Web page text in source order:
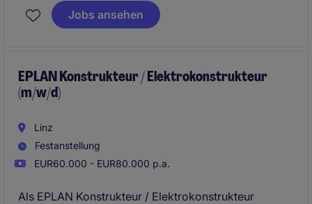
Kunden von der
Inbetriebnahme über Konfiguration
und Testing bis zu Schulungen und Support
Entwicklungsperspektive
Jobs ansehen
EPLAN Konstrukteur / Elektrokonstrukteur
(m/w/d)
Linz
Festanstellung
EUR60.000 - EUR80.000 p.a.
Als EPLAN Konstrukteur / Elektrokonstrukteur